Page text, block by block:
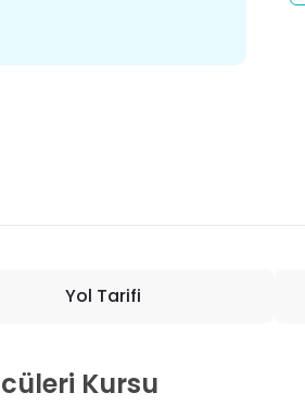
Yol Tarifi
Kursu